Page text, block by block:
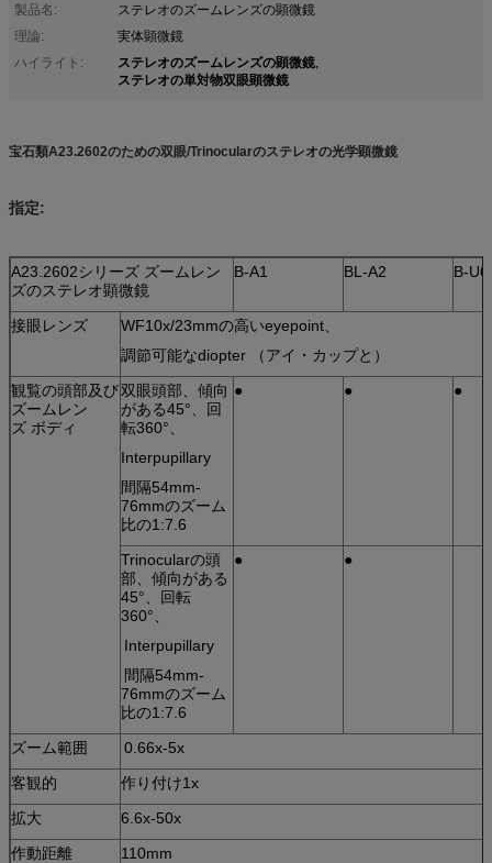
製品名:
ステレオのズームレンズの顕微鏡
理論:
実体顕微鏡
ハイライト:
ステレオのズームレンズの顕微鏡,
ステレオの単対物双眼顕微鏡
宝石類A23.2602のための双眼/Trinocularのステレオの光学顕微鏡
指定:
A23.2602シリーズ ズームレン
ズのステレオ顕微鏡
B-A1 BL-A2 B-U6
接眼レンズ
WF10x/23mmの高いeyepoint、
調節可能なdiopter （アイ・カップと）
観覧の頭部及び
ズームレン
ズ ボディ
双眼頭部、傾向
がある45°、回
転360°、
Interpupillary
間隔54mm-
76mmのズーム
比の1:7.6
● ● ●
Trinocularの頭
部、傾向がある
45°、回転
360°、
Interpupillary
間隔54mm-
76mmのズーム
比の1:7.6
● ●
ズーム範囲
0.66x-5x
客観的
作り付け1x
拡大
6.6x-50x
作動距離
110mm